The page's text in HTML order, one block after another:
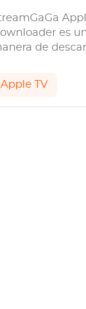
es
de
de
Apple TV